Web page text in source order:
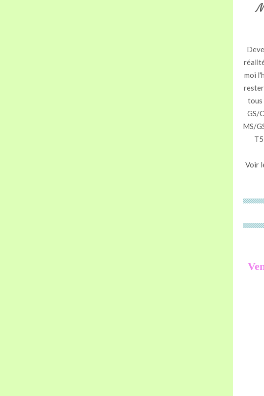
moi
tous
GS/
MS/
Voir